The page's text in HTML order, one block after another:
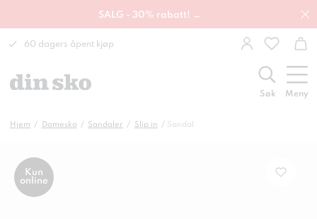
SALG - 30% rabatt! →
60 dagers åpent kjøp
Søk Meny
Hjem Damesko Sandaler Slip in Sandal
Kun
online